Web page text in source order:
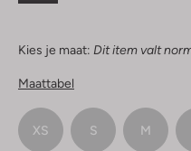
Kies je maat: Dit item valt
Maattabel
XS S M